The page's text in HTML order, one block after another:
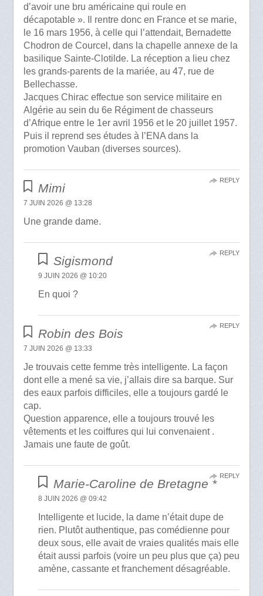
d’avoir une bru américaine qui roule en
décapotable ». Il rentre donc en France et se marie,
le 16 mars 1956, à celle qui l’attendait, Bernadette
Chodron de Courcel, dans la chapelle annexe de la
basilique Sainte-Clotilde. La réception a lieu chez
les grands-parents de la mariée, au 47, rue de
Bellechasse.
Jacques Chirac effectue son service militaire en
Algérie au sein du 6e Régiment de chasseurs
d’Afrique entre le 1er avril 1956 et le 20 juillet 1957.
Puis il reprend ses études à l’ENA dans la
promotion Vauban (diverses sources).
Mimi
7 JUIN 2026 @ 13:28
Une grande dame.
REPLY
Sigismond
9 JUIN 2026 @ 10:20
En quoi ?
REPLY
Robin des Bois
7 JUIN 2026 @ 13:33
Je trouvais cette femme très intelligente. La façon
dont elle a mené sa vie, j’allais dire sa barque. Sur
des eaux parfois difficiles, elle a toujours gardé le
cap.
Question apparence, elle a toujours trouvé les
vêtements et les coiffures qui lui convenaient .
Jamais une faute de goût.
REPLY
Marie-Caroline de Bretagne *
8 JUIN 2026 @ 09:42
Intelligente et lucide, la dame n’était dupe de
rien. Plutôt authentique, pas comédienne pour
deux sous, elle avait de vraies qualités mais elle
était aussi parfois (voire un peu plus que ça) peu
amène, cassante et franchement désagréable.
REPLY